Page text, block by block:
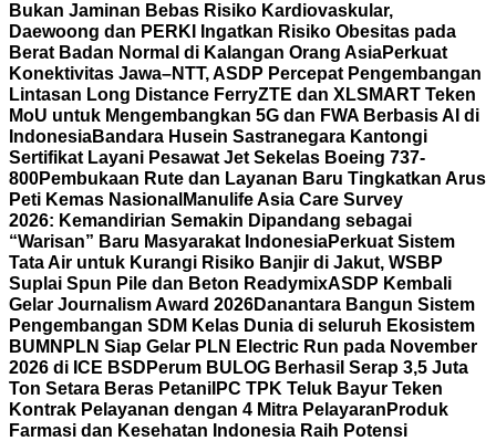
Bukan Jaminan Bebas Risiko Kardiovaskular,
Daewoong dan PERKI Ingatkan Risiko Obesitas pada
Berat Badan Normal di Kalangan Orang AsiaPerkuat
Konektivitas Jawa–NTT, ASDP Percepat Pengembangan
Lintasan Long Distance FerryZTE dan XLSMART Teken
MoU untuk Mengembangkan 5G dan FWA Berbasis AI di
IndonesiaBandara Husein Sastranegara Kantongi
Sertifikat Layani Pesawat Jet Sekelas Boeing 737-
800Pembukaan Rute dan Layanan Baru Tingkatkan Arus
Peti Kemas Nasional Manulife Asia Care Survey
2026: Kemandirian Semakin Dipandang sebagai
“Warisan” Baru Masyarakat IndonesiaPerkuat Sistem
Tata Air untuk Kurangi Risiko Banjir di Jakut, WSBP
Suplai Spun Pile dan Beton ReadymixASDP Kembali
Gelar Journalism Award 2026Danantara Bangun Sistem
Pengembangan SDM Kelas Dunia di seluruh Ekosistem
BUMN PLN Siap Gelar PLN Electric Run pada November
2026 di ICE BSD Perum BULOG Berhasil Serap 3,5 Juta
Ton Setara Beras Petani IPC TPK Teluk Bayur Teken
Kontrak Pelayanan dengan 4 Mitra Pelayaran Produk
Farmasi dan Kesehatan Indonesia Raih Potensi